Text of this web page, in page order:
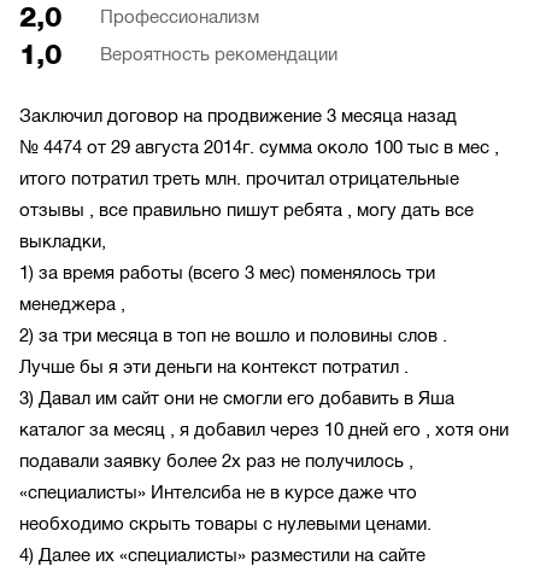
2,0 Профессионализм
1,0 Вероятность рекомендации
Заключил договор на продвижение 3 месяца назад
№ 4474 от 29 августа 2014г. сумма около 100 тыс в мес ,
итого потратил треть млн. прочитал отрицательные
отзывы , все правильно пишут ребята , могу дать все
выкладки,
1) за время работы (всего 3 мес) поменялось три
менеджера ,
2) за три месяца в топ не вошло и половины слов .
Лучше бы я эти деньги на контекст потратил .
3) Давал им сайт они не смогли его добавить в Яша
каталог за месяц , я добавил через 10 дней его , хотя они
подавали заявку более 2х раз не получилось ,
«специалисты» Интелсиба не в курсе даже что
необходимо скрыть товары с нулевыми ценами.
4) Далее их «специалисты» разместили на сайте